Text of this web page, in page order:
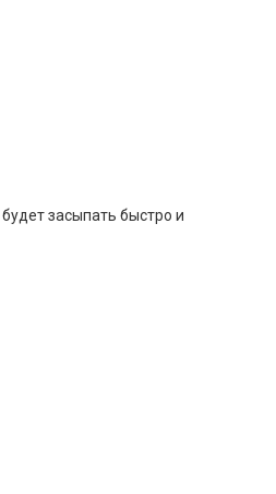
засыпать быстро и